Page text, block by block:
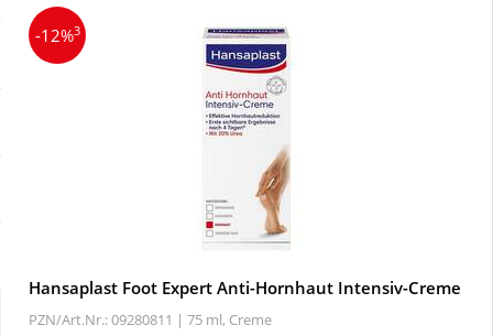
Sale
Körperpflege & Kosmetik
Natur & Homöopathie
-12%3
Hansaplast Foot Expert Anti-Hornhaut Intensiv-Creme
PZN/Art.Nr.: 09280811 | 75 ml, Creme